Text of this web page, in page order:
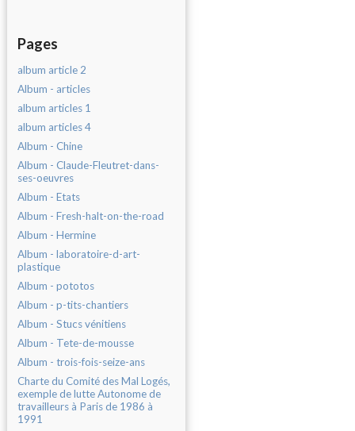
Pages
album article 2
Album - articles
album articles 1
album articles 4
Album - Chine
Album - Claude-Fleutret-dans-
ses-oeuvres
Album - Etats
Album - Fresh-halt-on-the-road
Album - Hermine
Album - laboratoire-d-art-
plastique
Album - pototos
Album - p-tits-chantiers
Album - Stucs vénitiens
Album - Tete-de-mousse
Album - trois-fois-seize-ans
Charte du Comité des Mal Logés,
exemple de lutte Autonome de
travailleurs à Paris de 1986 à
1991